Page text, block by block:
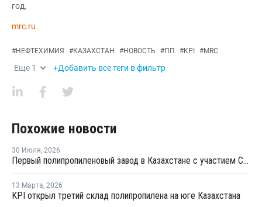
год.
mrc.ru
#НЕФТЕХИМИЯ #КАЗАХСТАН #НОВОСТЬ #ПП #KPI #MRC
Еще 1 +Добавить все теги в фильтр
Похожие новости
30 Июля, 2026
Первый полипропиленовый завод в Казахстане с участием СИБУРа терпит убытки
13 Марта, 2026
KPI открыл третий склад полипропилена на юге Казахстана